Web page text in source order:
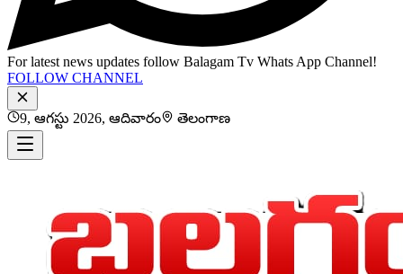
For latest news updates follow Balagam Tv Whats App Channel!
FOLLOW CHANNEL
9, ఆగస్టు 2026, ఆదివారం తెలంగాణ